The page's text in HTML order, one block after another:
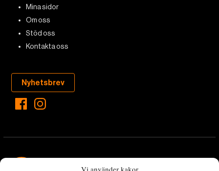
Vi använder kakor
Mina sidor
Om oss
Stöd oss
Kontakta oss
Nyhetsbrev